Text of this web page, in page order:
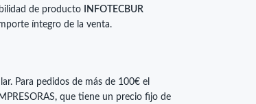
de producto
INFOTECBUR
íntegro de la venta.
Para pedidos de más de 100€ el
, que tiene un precio fijo de